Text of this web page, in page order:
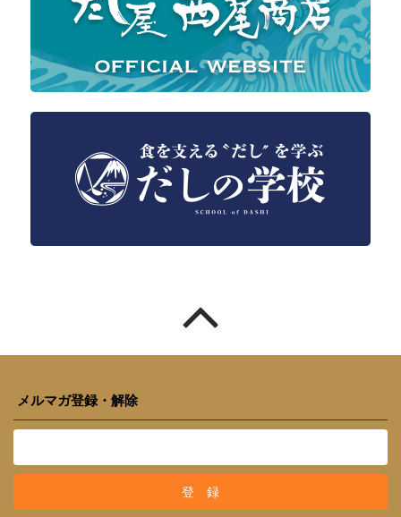
メルマガ登録・解除